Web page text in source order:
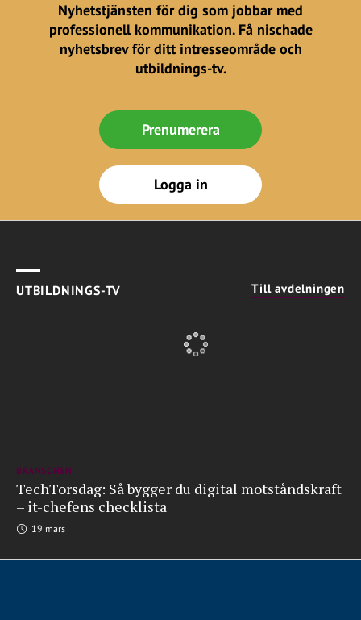
Nyhetstjänsten för dig som jobbar med
professionell kommunikation. Få nischade
nyhetsbrev för ditt intresseområde och
utbildnings-tv.
Prenumerera
Logga in
UTBILDNINGS-TV Till avdelningen
BRANSCHEN
TechTorsdag: Så bygger du digital motståndskraft
– it-chefens checklista
19 mars